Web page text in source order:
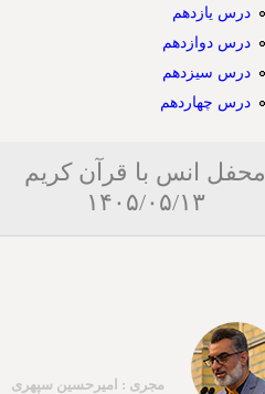
درس یازدهم
درس دوازدهم
درس سیزدهم
درس چهاردهم
محفل انس با قرآن کریم
۱۴۰۵/۰۵/۱۳
مجری : امیرحسین سپهری